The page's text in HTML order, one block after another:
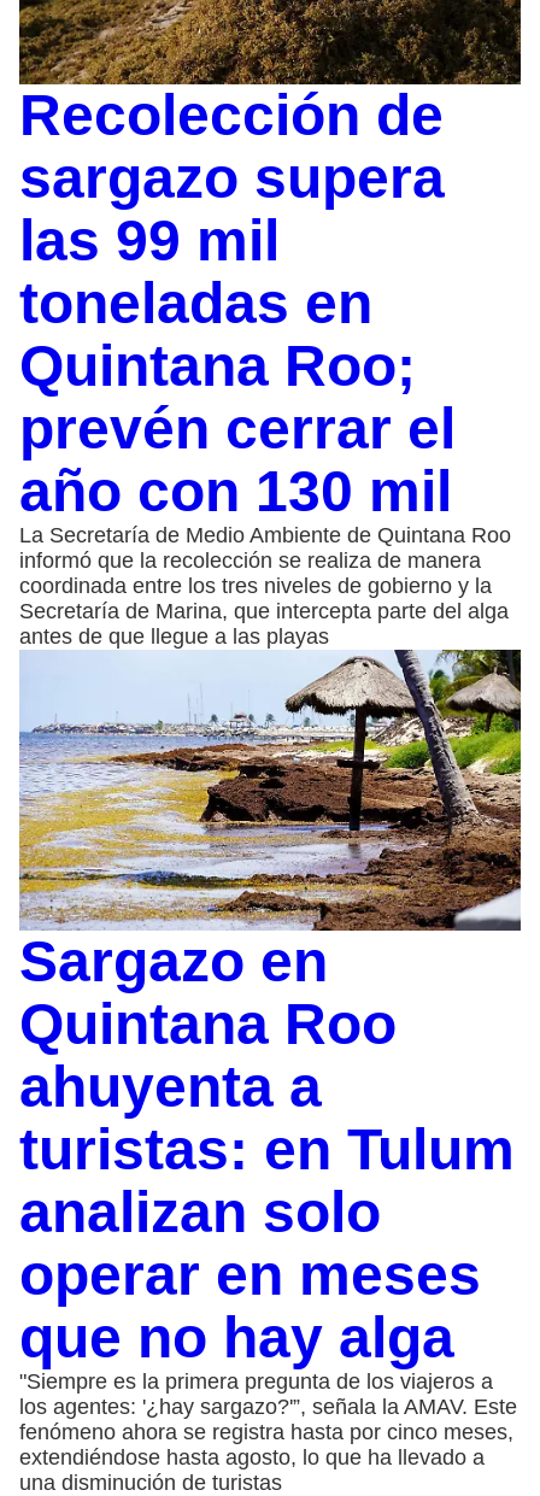
Recolección de
sargazo supera
las 99 mil
toneladas en
Quintana Roo;
prevén cerrar el
año con 130 mil
La Secretaría de Medio Ambiente de Quintana Roo
informó que la recolección se realiza de manera
coordinada entre los tres niveles de gobierno y la
Secretaría de Marina, que intercepta parte del alga
antes de que llegue a las playas
Sargazo en
Quintana Roo
ahuyenta a
turistas: en Tulum
analizan solo
operar en meses
que no hay alga
"Siempre es la primera pregunta de los viajeros a
los agentes: '¿hay sargazo?'”, señala la AMAV. Este
fenómeno ahora se registra hasta por cinco meses,
extendiéndose hasta agosto, lo que ha llevado a
una disminución de turistas